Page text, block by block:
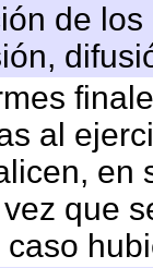
de
al
en
que